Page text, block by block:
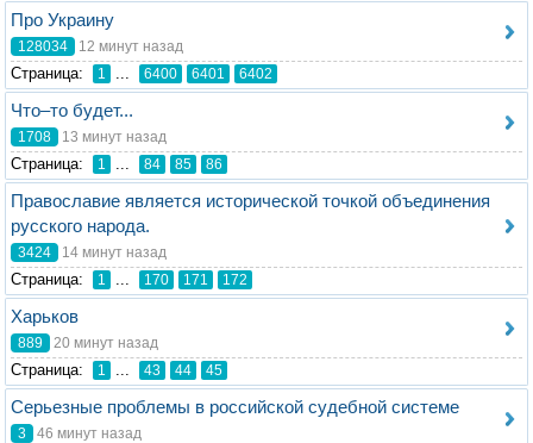
Про Украину
128034 12 минут назад
Стрaница: 1 6400 6401 6402
Что–то будет...
1708 13 минут назад
Стрaница: 1 84 85 86
Православие является исторической точкой объединения
русского народа.
3424 14 минут назад
Стрaница: 1 170 171 172
Харьков
889 20 минут назад
Стрaница: 1 43 44 45
Серьезные проблемы в российской судебной системе
3 46 минут назад